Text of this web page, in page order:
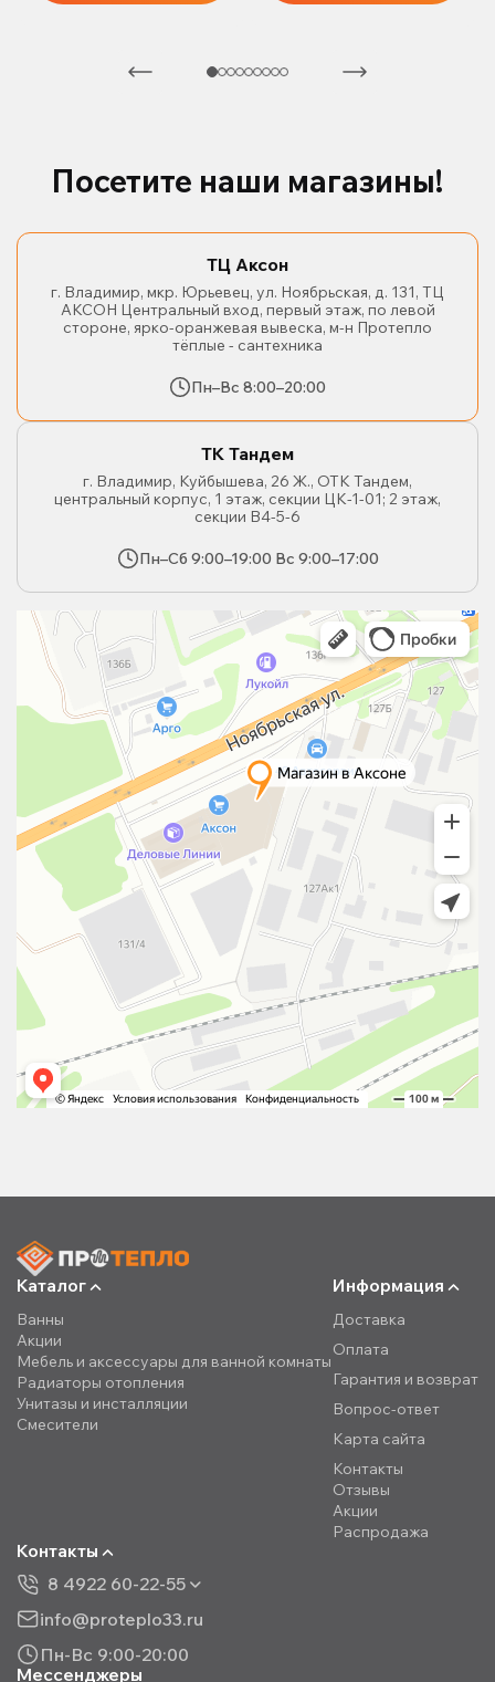
Посетите наши магазины!
ТЦ Аксон
г. Владимир, мкр. Юрьевец, ул. Ноябрьская, д. 131, ТЦ
АКСОН Центральный вход, первый этаж, по левой
стороне, ярко-оранжевая вывеска, м-н Протепло
тёплые - сантехника
Пн–Вс 8:00–20:00
ТК Тандем
г. Владимир, Куйбышева, 26 Ж., ОТК Тандем,
центральный корпус, 1 этаж, секции ЦК-1-01; 2 этаж,
секции В4-5-6
Пн–Сб 9:00–19:00 Вс 9:00–17:00
Каталог
Ванны
Акции
Мебель и аксессуары для ванной комнаты
Радиаторы отопления
Унитазы и инсталляции
Смесители
Информация
Доставка
Оплата
Гарантия и возврат
Вопрос-ответ
Карта сайта
Контакты
Отзывы
Акции
Распродажа
Контакты
8 4922 60-22-55
info@proteplo33.ru
Пн-Вс 9:00-20:00
Мессенджеры